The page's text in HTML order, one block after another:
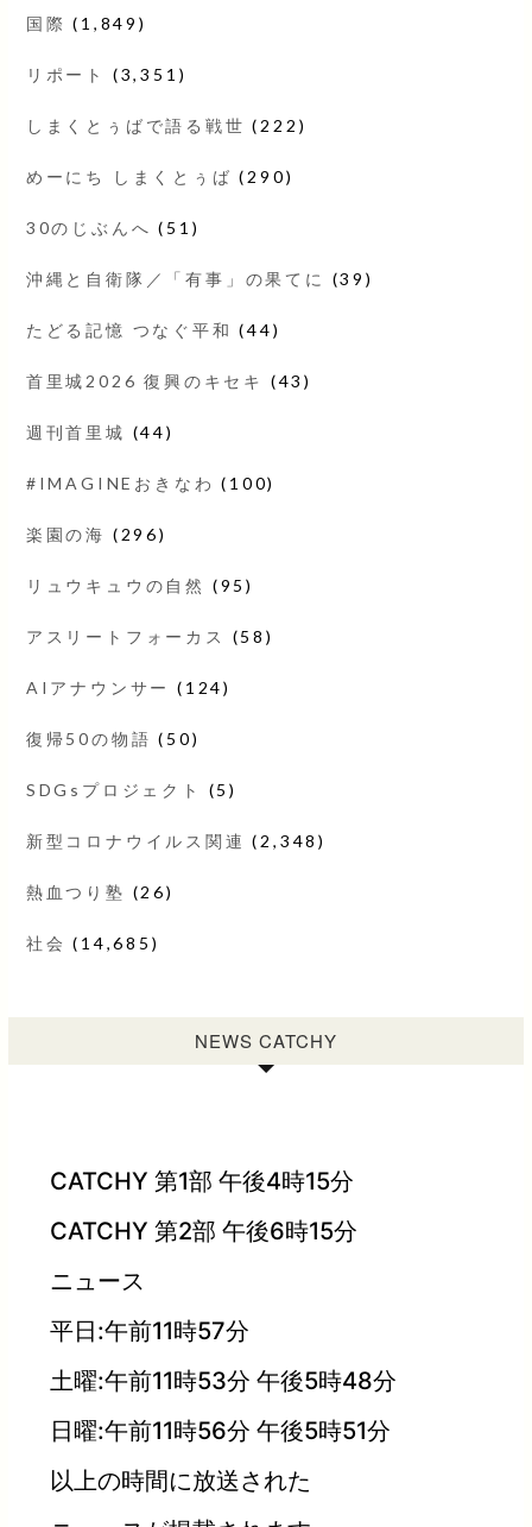
国際 (1,849)
リポート (3,351)
しまくとぅばで語る戦世 (222)
めーにち しまくとぅば (290)
30のじぶんへ (51)
沖縄と自衛隊／「有事」の果てに (39)
たどる記憶 つなぐ平和 (44)
首里城2026 復興のキセキ (43)
週刊首里城 (44)
#IMAGINEおきなわ (100)
楽園の海 (296)
リュウキュウの自然 (95)
アスリートフォーカス (58)
AIアナウンサー (124)
復帰50の物語 (50)
SDGsプロジェクト (5)
新型コロナウイルス関連 (2,348)
熱血つり塾 (26)
社会 (14,685)
NEWS CATCHY
CATCHY 第1部 午後4時15分
CATCHY 第2部 午後6時15分
ニュース
平日:午前11時57分
土曜:午前11時53分 午後5時48分
日曜:午前11時56分 午後5時51分
以上の時間に放送された